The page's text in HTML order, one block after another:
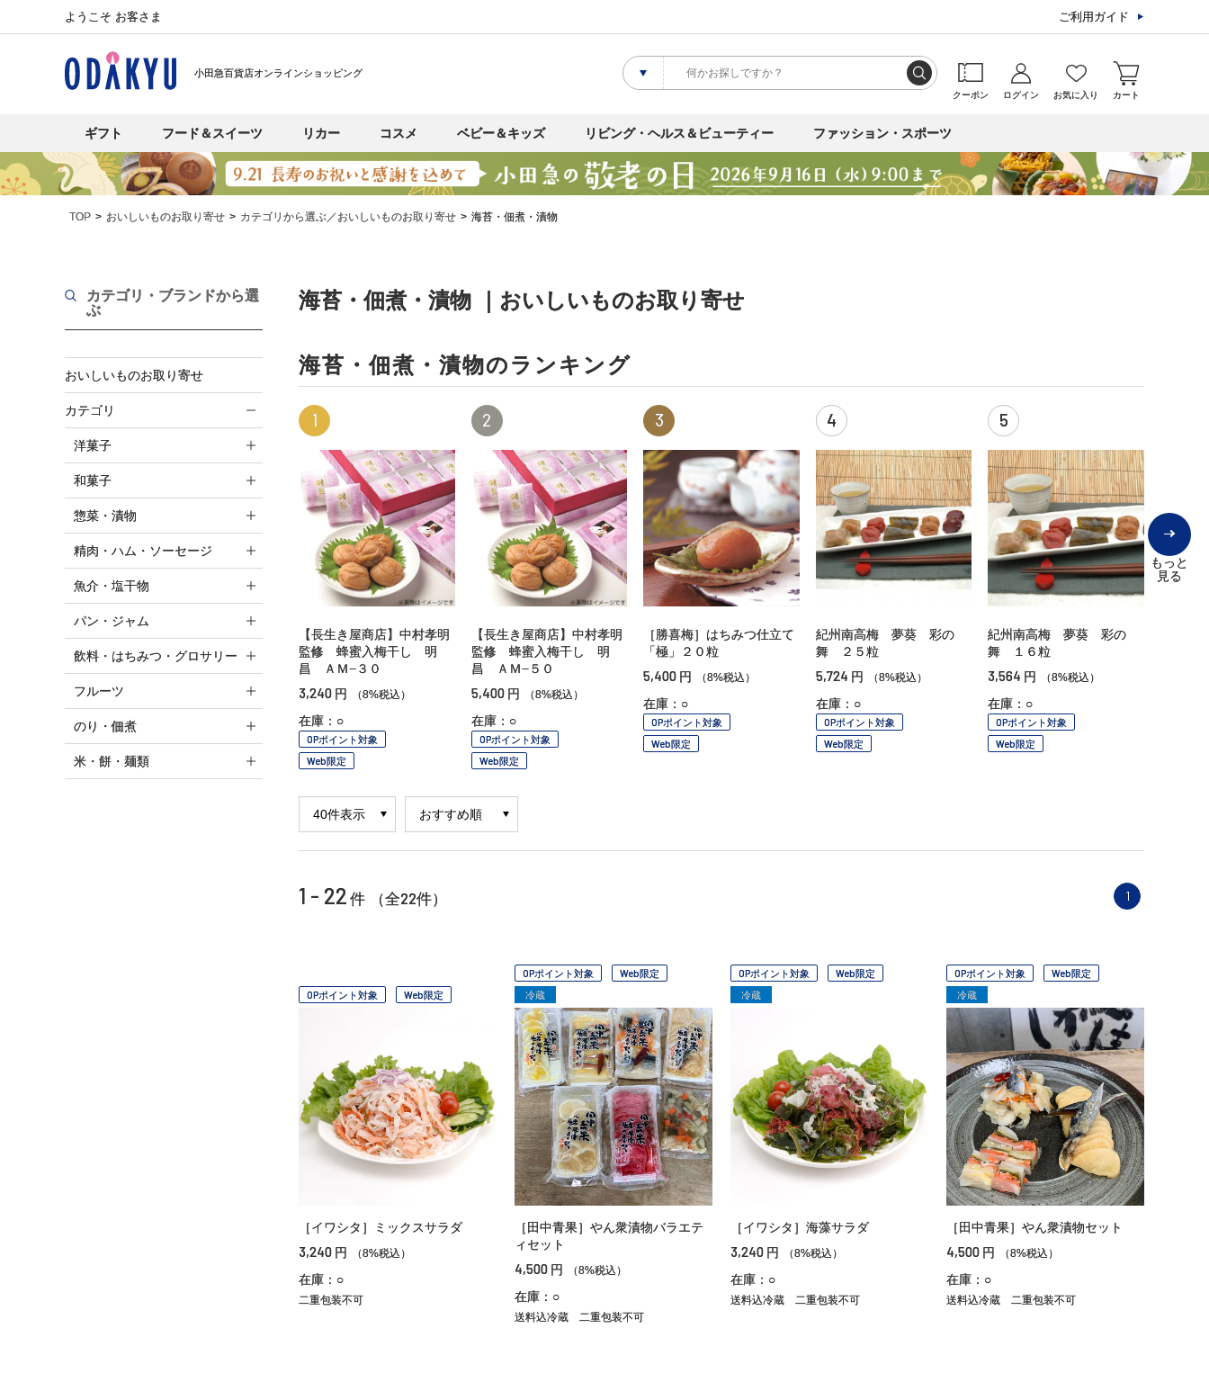
ようこそ お客さま ご利用ガイド
小田急百貨店オンラインショッピング
クーポン ログイン お気に入り カート
ギフト フード＆スイーツ リカー コスメ ベビー＆キッズ リビング・ヘルス＆ビューティー ファッション・スポーツ
TOP おいしいものお取り寄せ カテゴリから選ぶ／おいしいものお取り寄せ 海苔・佃煮・漬物
カテゴリ・ブランドから選
ぶ
おいしいものお取り寄せ
カテゴリ
洋菓子
和菓子
惣菜・漬物
精肉・ハム・ソーセージ
魚介・塩干物
パン・ジャム
飲料・はちみつ・グロサリー
フルーツ
のり・佃煮
米・餅・麺類
海苔・佃煮・漬物 ｜おいしいものお取り寄せ
海苔・佃煮・漬物のランキング
もっと
見る
1
【長生き屋商店】中村孝明
監修 蜂蜜入梅干し 明
昌 ＡＭ−３０
3,240 円 （8%税込）
在庫：○
OPポイント対象
Web限定
2
【長生き屋商店】中村孝明
監修 蜂蜜入梅干し 明
昌 ＡＭ−５０
5,400 円 （8%税込）
在庫：○
OPポイント対象
Web限定
3
［勝喜梅］はちみつ仕立て
「極」２０粒
5,400 円 （8%税込）
在庫：○
OPポイント対象
Web限定
4
紀州南高梅 夢葵 彩の
舞 ２５粒
5,724 円 （8%税込）
在庫：○
OPポイント対象
Web限定
5
紀州南高梅 夢葵 彩の
舞 １６粒
3,564 円 （8%税込）
在庫：○
OPポイント対象
Web限定
1 - 22 件 （全22件） 1
OPポイント対象 Web限定
［イワシタ］ミックスサラダ
3,240 円 （8%税込）
在庫：○
二重包装不可
OPポイント対象
Web限定
冷蔵
［田中青果］やん衆漬物バラエテ
ィセット
4,500 円 （8%税込）
在庫：○
送料込冷蔵 二重包装不可
OPポイント対象
Web限定
冷蔵
［イワシタ］海藻サラダ
3,240 円 （8%税込）
在庫：○
送料込冷蔵 二重包装不可
OPポイント対象
Web限定
冷蔵
［田中青果］やん衆漬物セット
4,500 円 （8%税込）
在庫：○
送料込冷蔵 二重包装不可